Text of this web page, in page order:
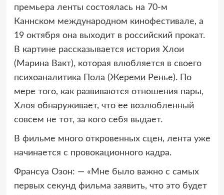
премьера ленты состоялась на 70-м
Каннском международном кинофестивале, а
19 октября она выходит в российский прокат.
В картине рассказывается история Хлои
(Марина Вакт), которая влюбляется в своего
психоаналитика Пола (Жереми Ренье). По
мере того, как развиваются отношения пары,
Хлоя обнаруживает, что ее возлюбленный
совсем не тот, за кого себя выдает.
В фильме много откровенных сцен, лента уже
начинается с провокационного кадра.
Франсуа Озон: — «Мне было важно с самых
первых секунд фильма заявить, что это будет